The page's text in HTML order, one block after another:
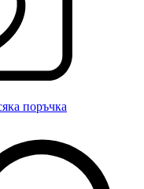
поръчка